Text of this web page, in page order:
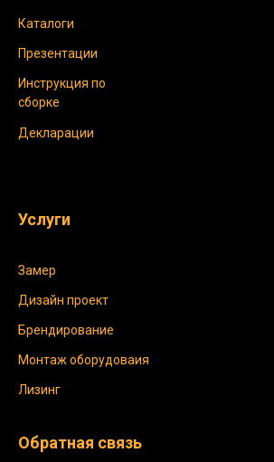
Обратная связь
Каталоги
Инструкция по
сборке
Услуги
Декларации
Замер
Монтаж оборудоваия
Презентации
Дизайн проект
Лизинг
Брендирование